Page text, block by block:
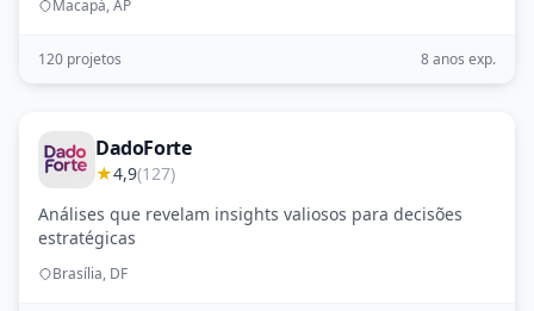
Macapá, AP
120 projetos 8 anos exp.
DadoForte
★4,9(127)
Análises que revelam insights valiosos para decisões
estratégicas
Brasília, DF